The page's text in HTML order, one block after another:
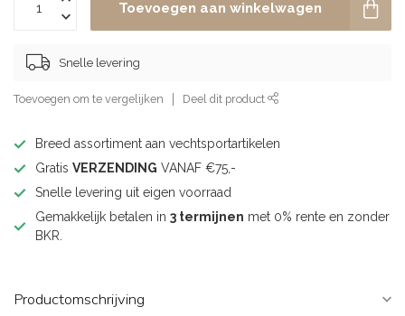
Toevoegen aan winkelwagen
Snelle levering
Toevoegen om te vergelijken Deel dit product
Breed assortiment aan vechtsportartikelen
Gratis VERZENDING VANAF €75,-
Snelle levering uit eigen voorraad
Gemakkelijk betalen in 3 termijnen met 0% rente en zonder
BKR.
Productomschrijving